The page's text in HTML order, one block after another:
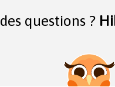
questions ?